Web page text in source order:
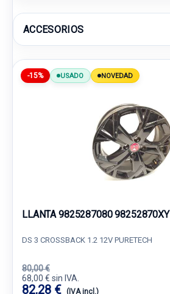
ACCESORIOS
-15% USADO NOVEDAD
LLANTA 9825287080 98252870XY
DS 3 CROSSBACK 1.2 12V PURETECH
80,00 €
68,00 € sin IVA.
82,28 € (IVA incl.)